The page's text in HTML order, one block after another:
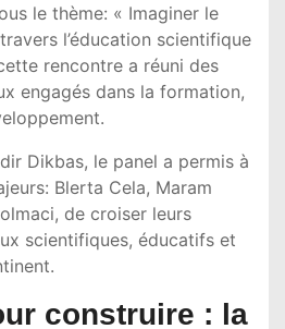
le thème: « Imaginer le
l’éducation scientifique
rencontre a réuni des
engagés dans la formation,
Dikbas, le panel a permis à
Blerta Cela, Maram
de croiser leurs
scientifiques, éducatifs et
construire : la